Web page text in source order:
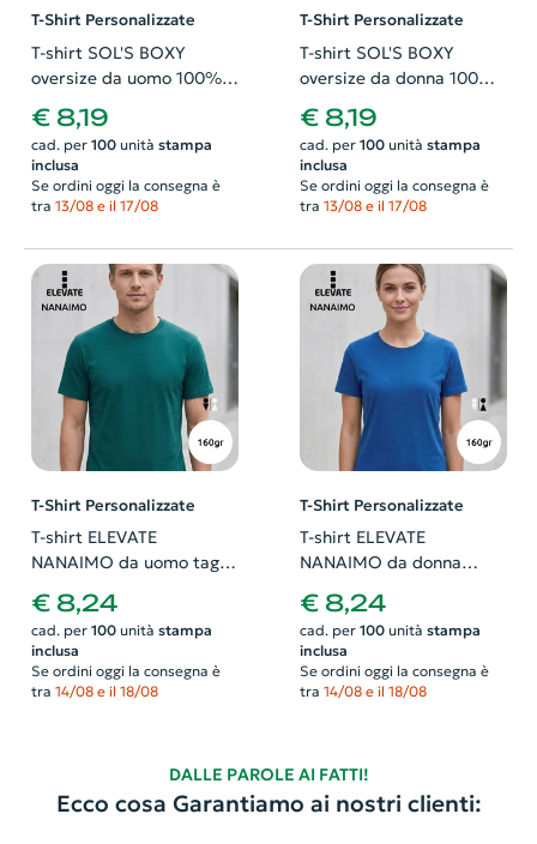
T-Shirt Personalizzate
T-shirt SOL'S BOXY
oversize da uomo 100%
cotone organico pettinato
in jersey 180gr
€ 8,19
cad. per 100unità stampa
inclusa
Se ordini oggi la consegna è
tra 13/08 e il 17/08
T-Shirt Personalizzate
T-shirt SOL'S BOXY
oversize da donna 100%
cotone organico pettinato
in jersey 180gr
€ 8,19
cad. per 100unità stampa
inclusa
Se ordini oggi la consegna è
tra 13/08 e il 17/08
T-Shirt Personalizzate
T-shirt ELEVATE
NANAIMO da uomo taglio
100% cotone ringspun
resistente 160gr
€ 8,24
cad. per 100unità stampa
inclusa
Se ordini oggi la consegna è
tra 14/08 e il 18/08
T-Shirt Personalizzate
T-shirt ELEVATE
NANAIMO da donna
Jersey 100% cotone
ringspun resistente 160gr
€ 8,24
cad. per 100unità stampa
inclusa
Se ordini oggi la consegna è
tra 14/08 e il 18/08
DALLE PAROLE AI FATTI!
Ecco cosa Garantiamo ai nostri clienti: